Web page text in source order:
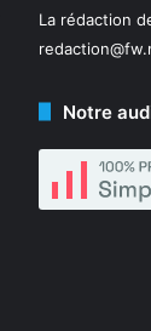
La rédaction
Notre